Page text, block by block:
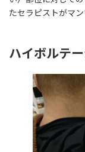
たセラピストがマ
ハイボルテ